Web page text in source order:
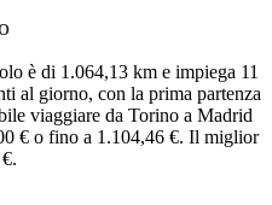
è di 1.064,13 km e impiega 11
al giorno, con la prima partenza
viaggiare da Torino a Madrid
€ o fino a 1.104,46 €. Il miglior